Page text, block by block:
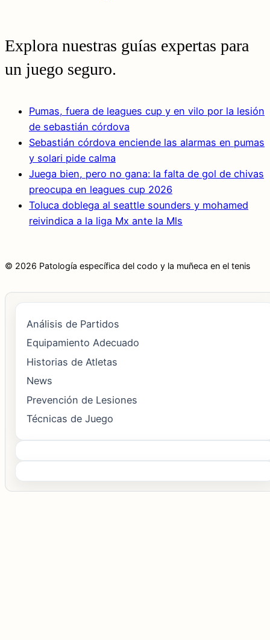
Explora nuestras guías expertas para
un juego seguro.
Pumas, fuera de leagues cup y en vilo por la lesión
de sebastián córdova
Sebastián córdova enciende las alarmas en pumas
y solari pide calma
Juega bien, pero no gana: la falta de gol de chivas
preocupa en leagues cup 2026
Toluca doblega al seattle sounders y mohamed
reivindica a la liga Mx ante la Mls
© 2026 Patología específica del codo y la muñeca en el tenis
Análisis de Partidos
Equipamiento Adecuado
Historias de Atletas
News
Prevención de Lesiones
Técnicas de Juego